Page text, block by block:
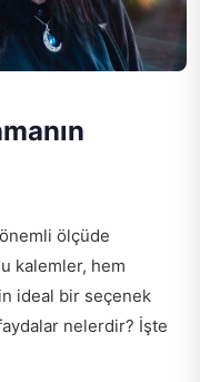
ölçüde
kalemler, hem
ideal bir seçenek
nelerdir? İşte